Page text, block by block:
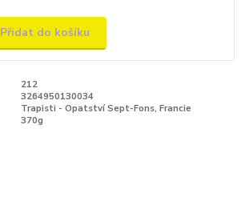
Přidat do košíku
212
3264950130034
Trapisti - Opatství Sept-Fons, Francie
370g